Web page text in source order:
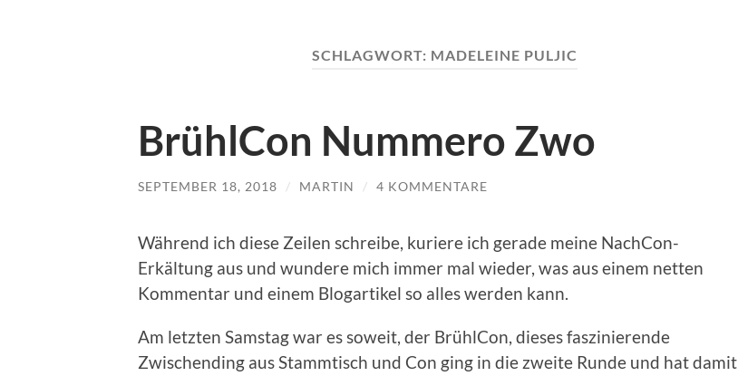
SCHLAGWORT: MADELEINE PULJIC
BrühlCon Nummero Zwo
SEPTEMBER 18, 2018 / MARTIN / 4 KOMMENTARE
Während ich diese Zeilen schreibe, kuriere ich gerade meine NachCon-
Erkältung aus und wundere mich immer mal wieder, was aus einem netten
Kommentar und einem Blogartikel so alles werden kann.
Am letzten Samstag war es soweit, der BrühlCon, dieses faszinierende
Zwischending aus Stammtisch und Con ging in die zweite Runde und hat damit